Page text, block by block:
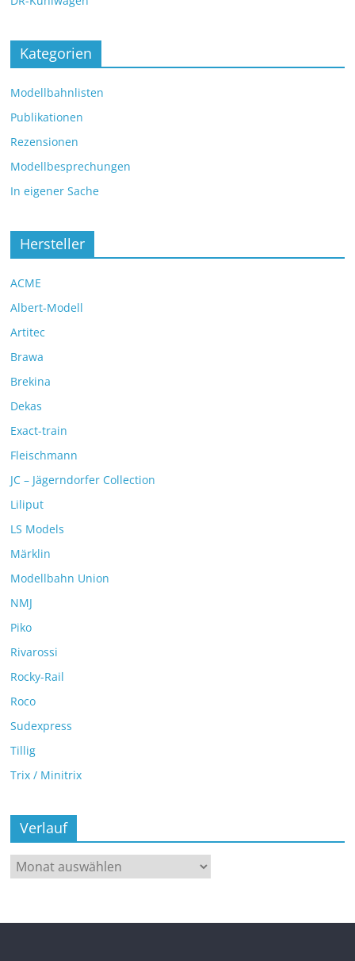
Kategorien
Modellbahnlisten
Publikationen
Rezensionen
Modellbesprechungen
In eigener Sache
Hersteller
ACME
Albert-Modell
Artitec
Brawa
Brekina
Dekas
Exact-train
Fleischmann
JC – Jägerndorfer Collection
Liliput
LS Models
Märklin
Modellbahn Union
NMJ
Piko
Rivarossi
Rocky-Rail
Roco
Sudexpress
Tillig
Trix / Minitrix
Verlauf